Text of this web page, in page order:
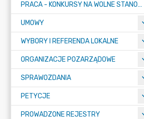
PRACA - KONKURSY NA WOLNE STANOWISKA
UMOWY
WYBORY I REFERENDA LOKALNE
ORGANIZACJE POZARZĄDOWE
SPRAWOZDANIA
PETYCJE
PROWADZONE REJESTRY